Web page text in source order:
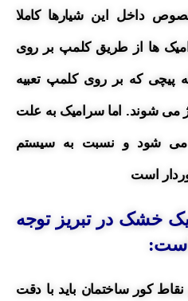
داخل این شیارها کاملا
ها از طریق کلمپ بر روی
پیچی که بر روی کلمپ تعبیه
شوند. اما سرامیک به علت
می شود و نسبت به سیستم
است
خشک در تبریز توجه
نقاط کور ساختمان باید با دقت